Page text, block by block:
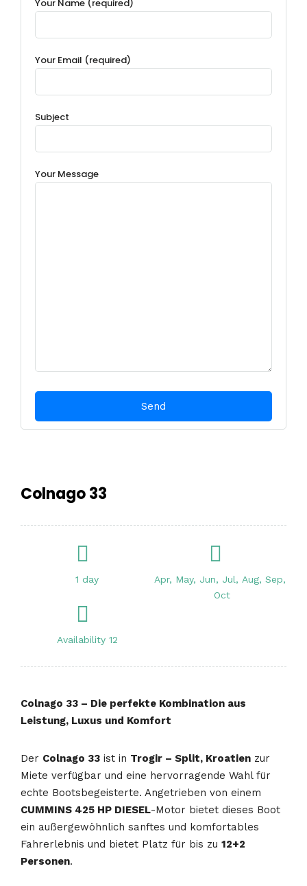
Your Name (required)
Your Email (required)
Subject
Your Message
Colnago 33
1 day
Apr, May, Jun, Jul, Aug, Sep,
Oct
Availability 12
Colnago 33 – Die perfekte Kombination aus
Leistung, Luxus und Komfort
Der Colnago 33 ist in Trogir – Split, Kroatien zur
Miete verfügbar und eine hervorragende Wahl für
echte Bootsbegeisterte. Angetrieben von einem
CUMMINS 425 HP DIESEL-Motor bietet dieses Boot
ein außergewöhnlich sanftes und komfortables
Fahrerlebnis und bietet Platz für bis zu 12+2
Personen.